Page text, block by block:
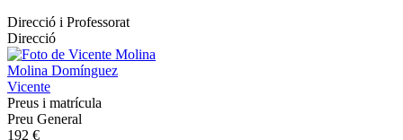
Direcció i Professorat
Direcció
Molina Domínguez
Vicente
Preus i matrícula
Preu General
192 €